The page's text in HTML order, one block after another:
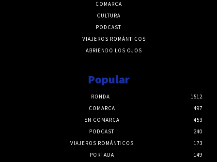
COMARCA
CULTURA
PODCAST
VIAJEROS ROMÁNTICOS
ABRIENDO LOS OJOS
Popular
RONDA
1512
COMARCA
497
EN COMARCA
453
PODCAST
240
VIAJEROS ROMÁNTICOS
173
PORTADA
149